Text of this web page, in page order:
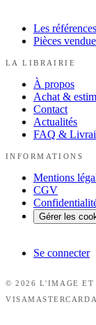
Les
Pièces
LA LIBRAIRIE
À propos
Achat &
Contact
Actualités
FAQ &
INFORMATIONS
Mentions
CGV
Gérer les
Se connecter
©2026 L'IMAGE
VISAMASTERCARD